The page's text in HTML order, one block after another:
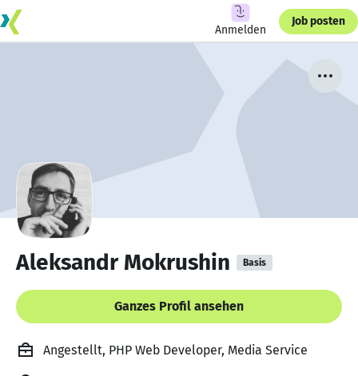
Anmelden
Job posten
Aleksandr Mokrushin Basis
Ganzes Profil ansehen
Angestellt, PHP Web Developer, Media Service